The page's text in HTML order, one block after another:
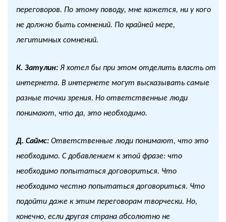
переговоров. По этому поводу, мне кажется, ни у кого
не должно быть сомнений. По крайней мере,
легитимных сомнений.
К. Затулин:Я хотел бы при этом отделить власть от
интернета. В интернете могут высказывать самые
разные точки зрения. Но ответственные люди
понимают, что да, это необходимо.
Д. Саймс:Ответственные люди понимают, что это
необходимо. С добавлением к этой фразе: что
необходимо попытаться договориться. Что
необходимо честно попытаться договориться. Что
подойти даже к этим переговорам творчески. Но,
конечно, если другая страна абсолютно не